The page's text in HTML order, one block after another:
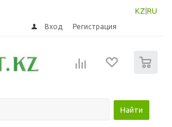
KZ RU
Вход Регистрация
Найти